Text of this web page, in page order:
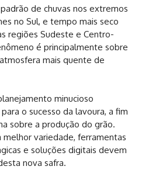
de chuvas nos extremos
no Sul, e tempo mais seco
regiões Sudeste e Centro-
é principalmente sobre
mais quente de
minucioso
o sucesso da lavoura, a fim
sobre a produção do grão.
variedade, ferramentas
e soluções digitais devem
nova safra.